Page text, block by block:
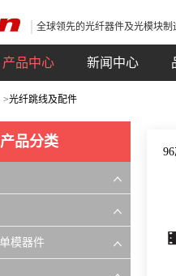
全球领先的光纤器件及光模块制
产品中心 新闻中心
>光纤跳线及配件
产品分类
模器件